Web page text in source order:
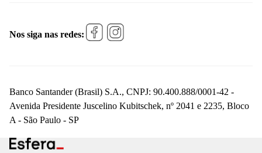
Nos siga nas redes:
Banco Santander (Brasil) S.A., CNPJ: 90.400.888/0001-42 -
Avenida Presidente Juscelino Kubitschek, nº 2041 e 2235, Bloco
A - São Paulo - SP